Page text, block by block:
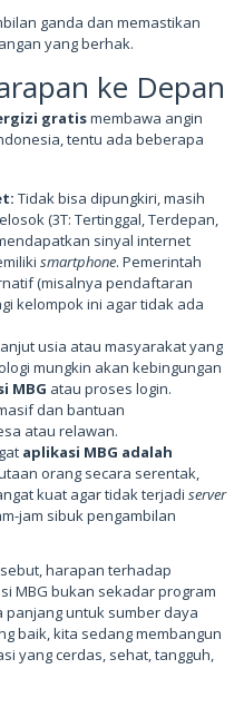
ganda dan memastikan
yang berhak.
ke Depan
gratismembawa angin
tentu ada beberapa
Tidak bisa dipungkiri, masih
(3T: Tertinggal, Terdepan,
sinyal internet
smartphone. Pemerintah
(misalnya pendaftaran
kelompok ini agar tidak ada
usia atau masyarakat yang
mungkin akan kebingungan
MBG atau proses login.
dan bantuan
atau relawan.
aplikasi MBG adalah
orang secara serentak,
kuat agar tidak terjadi server
jam sibuk pengambilan
harapan terhadap
MBG bukan sekadar program
untuk sumber daya
baik, kita sedang membangun
yang cerdas, sehat, tangguh,